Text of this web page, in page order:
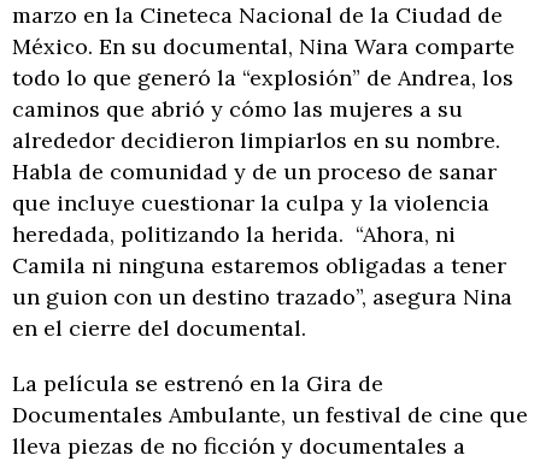
marzo en la Cineteca Nacional de la Ciudad de
México. En su documental, Nina Wara comparte
todo lo que generó la “explosión” de Andrea, los
caminos que abrió y cómo las mujeres a su
alrededor decidieron limpiarlos en su nombre.
Habla de comunidad y de un proceso de sanar
que incluye cuestionar la culpa y la violencia
heredada, politizando la herida. “Ahora, ni
Camila ni ninguna estaremos obligadas a tener
un guion con un destino trazado”, asegura Nina
en el cierre del documental.
La película se estrenó en la Gira de
Documentales Ambulante, un festival de cine que
lleva piezas de no ficción y documentales a